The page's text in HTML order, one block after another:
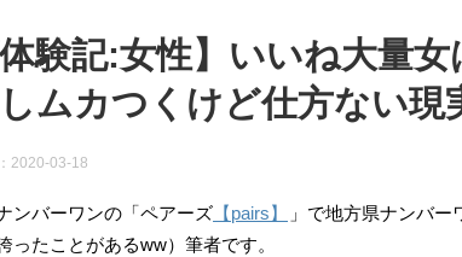
体験記:女性】いいね大量女
ムカつくけど仕方ない現
2020-03-18
ンバーワンの「ペアーズ 【pairs】
」で地方県ナンバー
ったことがあるww）筆者です。